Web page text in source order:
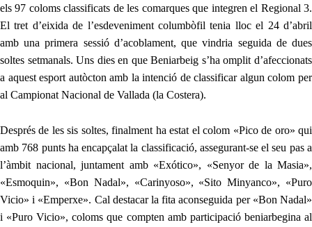
els 97 coloms classificats de les comarques que integren el Regional 3.
El tret d’eixida de l’esdeveniment columbòfil tenia llocel 24 d’abril
amb una primera sessió d’acoblament, que vindria seguida de dues
soltes setmanals. Uns dies en que Beniarbeig s’ha omplit d’afeccionats
a aquest esport autòcton amb la intenció de classificar algun colom per
al Campionat Nacional de Vallada (la Costera).
Després de les sis soltes, finalment ha estat el colom «Pico de oro» qui
amb 768 punts ha encapçalat la classificació, assegurant-se el seu pas a
l’àmbit nacional, juntament amb «Exótico», «Senyor de la Masia»,
«Esmoquin», «Bon Nadal», «Carinyoso», «Sito Minyanco», «Puro
Vicio» i «Emperxe». Cal destacar la fita aconseguida per «Bon Nadal»
i «Puro Vicio», coloms que compten amb participació beniarbegina al